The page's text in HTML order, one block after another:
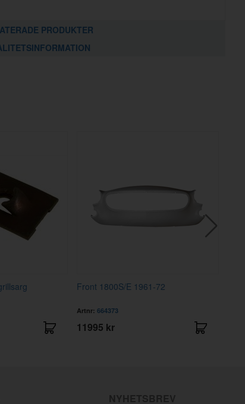
PRODUKTER
Front 1800S/E 1961-72
Artnr: 664373
11995 kr